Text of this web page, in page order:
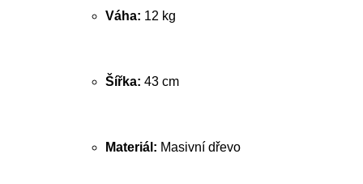
Váha: 12 kg
Šířka: 43 cm
Materiál: Masivní dřevo